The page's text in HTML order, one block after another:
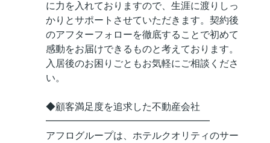
に力を入れておりますので、生涯に渡りしっ
かりとサポートさせていただきます。契約後
のアフターフォローを徹底することで初めて
感動をお届けできるものと考えております。
入居後のお困りごともお気軽にご相談くださ
い。
◆顧客満足度を追求した不動産会社
━━━━━━━━━━━━━━━━━
アフログループは、ホテルクオリティのサー